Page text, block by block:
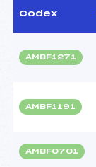
Codex
AMBF1271
AMBF1191
AMBF0701